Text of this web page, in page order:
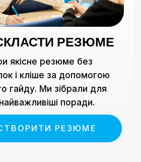
РЕЗЮМЕ
якісне резюме без
і кліше за допомогою
гайду. Ми зібрали для
поради.
РЕЗЮМЕ